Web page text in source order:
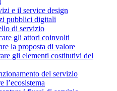
e il service design
pubblici digitali
di servizio
gli attori coinvolti
la proposta di valore
gli elementi costitutivi del
del servizio
l’ecosistema